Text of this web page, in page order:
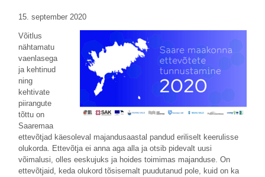
15. september 2020
Võitlus
nähtamatu
vaenlasega
ja kehtinud
ning
kehtivate
piirangute
tõttu on
Saaremaa
ettevõtjad käesoleval majandusaastal pandud eriliselt keerulisse
olukorda. Ettevõtja ei anna aga alla ja otsib pidevalt uusi
võimalusi, olles eeskujuks ja hoides toimimas majanduse. On
ettevõtjaid, keda olukord tõsisemalt puudutanud pole, kuid on ka